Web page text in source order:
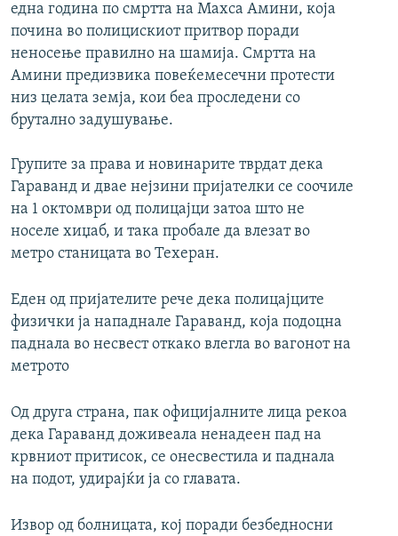
една година по смртта на Махса Амини, која
почина во полицискиот притвор поради
неносење правилно на шамија. Смртта на
Амини предизвика повеќемесечни протести
низ целата земја, кои беа проследени со
брутално задушување.
Групите за права и новинарите тврдат дека
Гараванд и двае нејзини пријателки се соочиле
на 1 октомври од полицајци затоа што не
носеле хиџаб, и така пробале да влезат во
метро станицата во Техеран.
Еден од пријателите рече дека полицајците
физички ја нападнале Гараванд, која подоцна
паднала во несвест откако влегла во вагонот на
метрото
Од друга страна, пак официјалните лица рекоа
дека Гараванд доживеала ненадеен пад на
крвниот притисок, се онесвестила и паднала
на подот, удирајќи ја со главата.
Извор од болницата, кој поради безбедносни